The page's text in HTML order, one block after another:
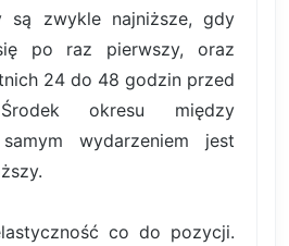
są zwykle najniższe, gdy
po raz pierwszy, oraz
24 do 48 godzin przed
okresu między
wydarzeniem jest
co do pozycji.